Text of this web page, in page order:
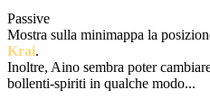
Passive
Mostra sulla minimappa la
Krai.
Inoltre, Aino sembra poter
bollenti-spiriti in qualche modo...